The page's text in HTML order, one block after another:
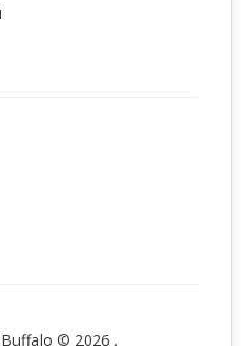
Buffalo © 2026 .